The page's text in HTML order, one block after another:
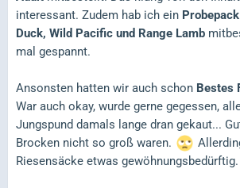
interessant. Zudem hab ich ein
Duck, Wild Pacific und Range Lamb
mal gespannt.
Ansonsten hatten wir auch schon Bestes
War auch okay, wurde gerne gegessen,
Jungspund damals lange dran gekaut...
Brocken nicht so groß waren.
Riesensäcke etwas gewöhnungsbedürftig.